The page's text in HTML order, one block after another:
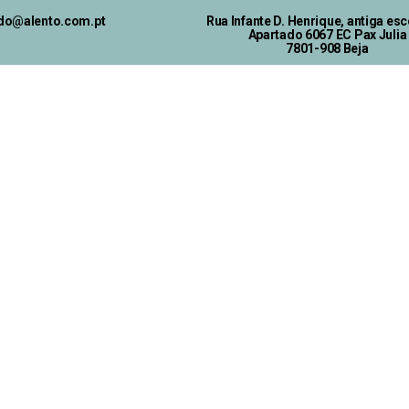
Rua Infante D. Henrique, antiga
Apartado 6067 EC Pax Julia
7801-908 Beja